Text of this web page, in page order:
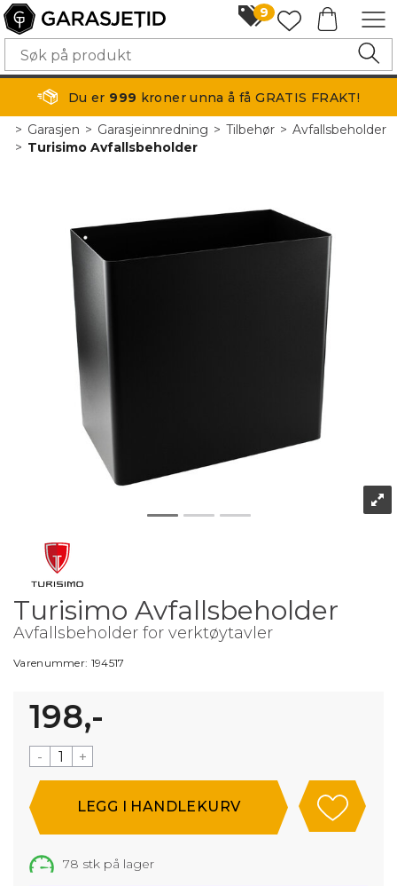
9
Du er 999 kroner unna å få GRATIS FRAKT!
>Garasjen>Garasjeinnredning>Tilbehør>Avfallsbeholder
>Turisimo Avfallsbeholder
Turisimo Avfallsbeholder
Avfallsbeholder for verktøytavler
Varenummer: 194517
198,-
- +
78 stk på lager